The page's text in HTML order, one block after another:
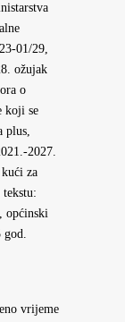
01/29,
ožujak
o
koji se
plus,
2027.
za
općinski
god.
vrijeme